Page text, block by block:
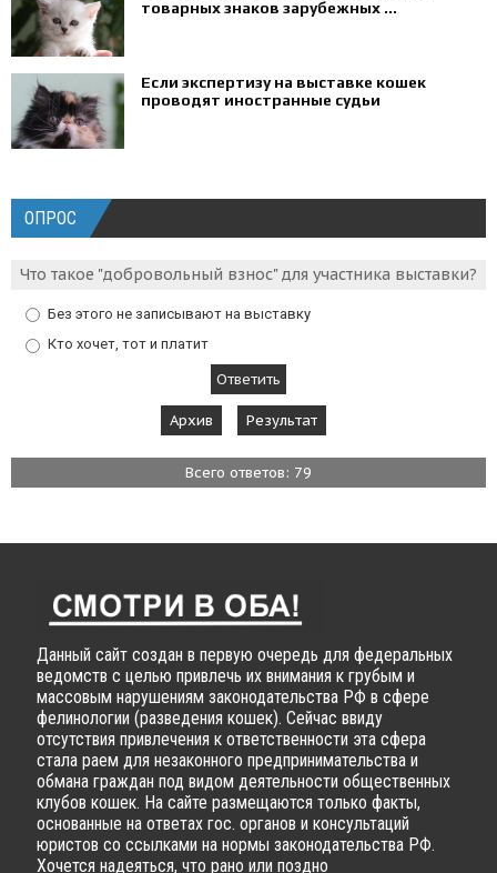
товарных знаков зарубежных ...
Если экспертизу на выставке кошек
проводят иностранные судьи
ОПРОС
Что такое "добровольный взнос" для участника выставки?
Без этого не записывают на выставку
Кто хочет, тот и платит
Архив Результат
Всего ответов: 79
Данный сайт создан в первую очередь для федеральных
ведомств с целью привлечь их внимания к грубым и
массовым нарушениям законодательства РФ в сфере
фелинологии (разведения кошек). Сейчас ввиду
отсутствия привлечения к ответственности эта сфера
стала раем для незаконного предпринимательства и
обмана граждан под видом деятельности общественных
клубов кошек. На сайте размещаются только факты,
основанные на ответах гос. органов и консультаций
юристов со ссылками на нормы законодательства РФ.
Хочется надеяться, что рано или поздно